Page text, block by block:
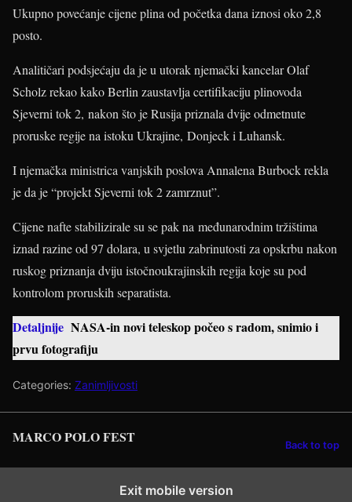
Ukupno povećanje cijene plina od početka dana iznosi oko 2,8
posto.
Analitičari podsjećaju da je u utorak njemački kancelar Olaf
Scholz rekao kako Berlin zaustavlja certifikaciju plinovoda
Sjeverni tok 2, nakon što je Rusija priznala dvije odmetnute
proruske regije na istoku Ukrajine, Donjeck i Luhansk.
I njemačka ministrica vanjskih poslova Annalena Burbock rekla
je da je “projekt Sjeverni tok 2 zamrznut”.
Cijene nafte stabilizirale su se pak na međunarodnim tržištima
iznad razine od 97 dolara, u svjetlu zabrinutosti za opskrbu nakon
ruskog priznanja dviju istočnoukrajinskih regija koje su pod
kontrolom proruskih separatista.
Detaljnije NASA-in novi teleskop počeo s radom, snimio i
prvu fotografiju
Categories: Zanimljivosti
MARCO POLO FEST Back to top
Exit mobile version